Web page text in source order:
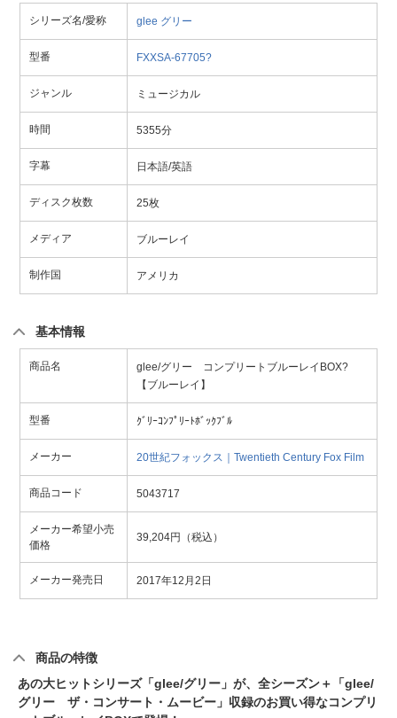
シリーズ名/愛称 glee グリー
型番 FXXSA-67705?
ジャンル ミュージカル
時間 5355分
字幕 日本語/英語
ディスク枚数 25枚
メディア ブルーレイ
制作国 アメリカ
基本情報
商品名
glee/グリー コンプリートブルーレイBOX?
【ブルーレイ】
型番 ｸﾞﾘｰｺﾝﾌﾟﾘｰﾄﾎﾞｯｸﾌﾞﾙ
メーカー 20世紀フォックス｜Twentieth Century Fox Film
商品コード 5043717
メーカー希望小売
価格
39,204円（税込）
メーカー発売日 2017年12月2日
商品の特徴
あの大ヒットシリーズ「glee/グリー」が、全シーズン＋「glee/
グリー ザ・コンサート・ムービー」収録のお買い得なコンプリ